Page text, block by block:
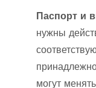
Паспорт и
нужны
могут